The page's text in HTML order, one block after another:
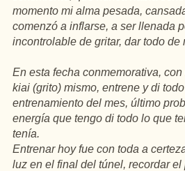
momento mi alma pesada,
comenzó a inflarse, a ser llenada
incontrolable de gritar, dar todo de
En esta fecha conmemorativa,
kiai (grito) mismo, entrene y di
entrenamiento del mes, último
energía que tengo di todo lo que
tenía.
Entrenar hoy fue con toda a
luz en el final del túnel, recordar